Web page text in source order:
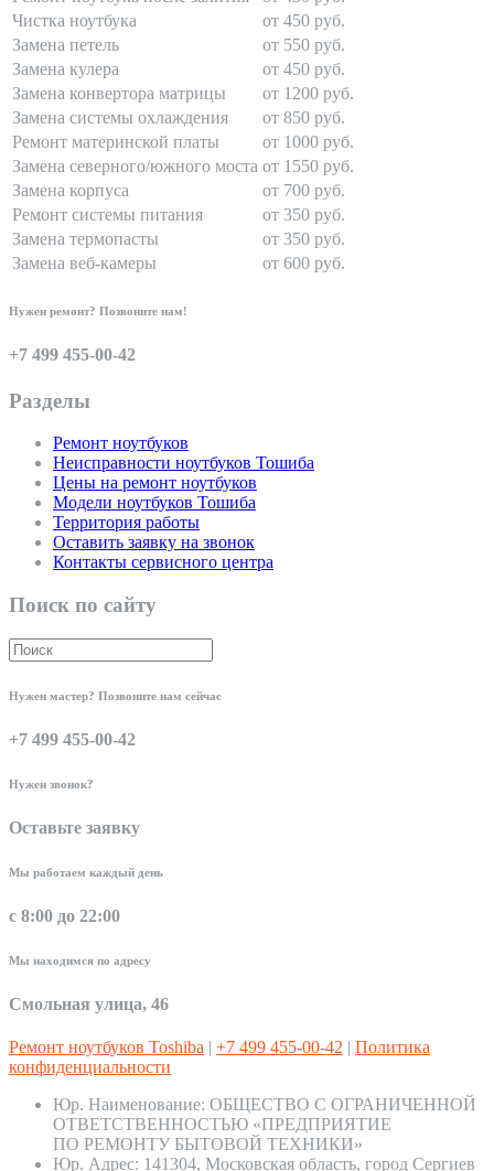
Чистка ноутбука
от 450 руб.
Замена петель
от 550 руб.
Замена кулера
от 450 руб.
Замена конвертора матрицы
от 1200 руб.
Замена системы охлаждения
от 850 руб.
Ремонт материнской платы
от 1000 руб.
Замена северного/южного моста от 1550 руб.
Замена корпуса
от 700 руб.
Ремонт системы питания
от 350 руб.
Замена термопасты
от 350 руб.
Замена веб-камеры
от 600 руб.
Нужен ремонт? Позвоните нам!
+7 499 455-00-42
Разделы
Ремонт ноутбуков
Неисправности ноутбуков Тошиба
Цены на ремонт ноутбуков
Модели ноутбуков Тошиба
Территория работы
Оставить заявку на звонок
Контакты сервисного центра
Поиск по сайту
Нужен мастер? Позвоните нам сейчас
+7 499 455-00-42
Нужен звонок?
Оставьте заявку
Мы работаем каждый день
с 8:00 до 22:00
Мы находимся по адресу
Смольная улица, 46
Ремонт ноутбуков Toshiba | +7 499 455-00-42 | Политика
конфиденциальности
Юр. Наименование: ОБЩЕСТВО С ОГРАНИЧЕННОЙ
ОТВЕТСТВЕННОСТЬЮ «ПРЕДПРИЯТИЕ
ПО РЕМОНТУ БЫТОВОЙ ТЕХНИКИ»
Юр. Адрес: 141304, Московская область, город Сергиев